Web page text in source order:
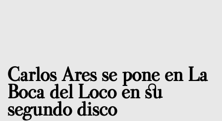
Carlos Ares se pone en La
Boca del Loco en su
segundo disco